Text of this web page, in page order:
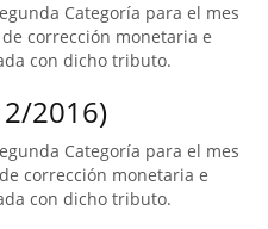
Categoría para el mes
corrección monetaria e
con dicho tributo.
2016)
Categoría para el mes
corrección monetaria e
con dicho tributo.